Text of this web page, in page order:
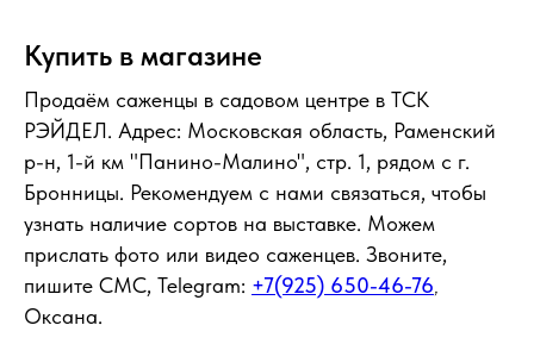
Купить в магазине
Продаём саженцы в садовом центре в ТСК
РЭЙДЕЛ. Адрес: Московская область, Раменский
р-н, 1-й км "Панино-Малино", стр. 1, рядом с г.
Бронницы. Рекомендуем с нами связаться, чтобы
узнать наличие сортов на выставке. Можем
прислать фото или видео саженцев. Звоните,
пишите СМС, Telegram: +7(925) 650-46-76,
Оксана.